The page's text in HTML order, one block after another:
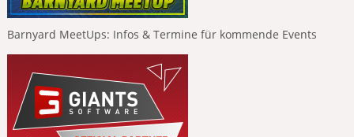
Barnyard MeetUps: Infos & Termine für kommende Events